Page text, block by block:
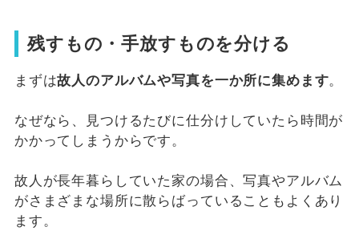
残すもの・手放すものを分ける
まずは故人のアルバムや写真を一か所に集めます。
なぜなら、見つけるたびに仕分けしていたら時間が
かかってしまうからです。
故人が長年暮らしていた家の場合、写真やアルバム
がさまざまな場所に散らばっていることもよくあり
ます。